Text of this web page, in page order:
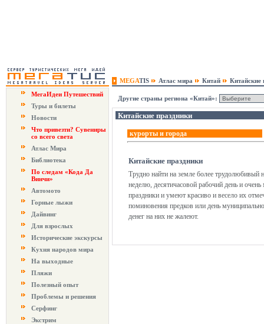
MEGATIS Атлас мира Китай
Китайские
МегаИдеи Путешествий
Туры и билеты
Новости
Что привезти? Сувениры
со всего света
Атлас Мира
Библиотека
По следам «Кода Да
Винчи»
Автомото
Горные лыжи
Дайвинг
Для взрослых
Исторические экскурсы
Кухня народов мира
На выходные
Пляжи
Полезный опыт
Проблемы и решения
Серфинг
Экстрим
Другие страны региона «Китай»:
Китайские праздники
курорты и города
Китайские праздники
Трудно найти на земле более
неделю, десятичасовой рабочий день и
праздники и умеют красиво и весело их
поминовения предков или день
денег на них не жалеют.